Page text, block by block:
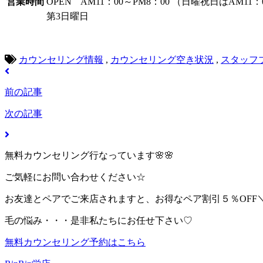
第3日曜日
カウンセリング情報 , カウンセリング空き状況 , スタッフ
前の記事
次の記事
無料カウンセリング行なっています🌸🌸
ご気軽にお問い合わせください☆
お友達とペアでご来店されますと、お得なペア割引５％OFF
毛の悩み・・・是非私たちにお任せ下さい♡
無料カウンセリング予約はこちら